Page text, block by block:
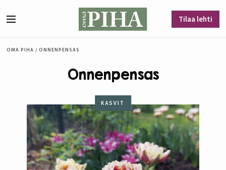
Tilaa lehti
OMA PIHA / ONNENPENSAS
Onnenpensas
KASVIT